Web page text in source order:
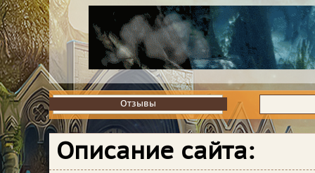
Отзывы
Отзывы
Описание сайта: